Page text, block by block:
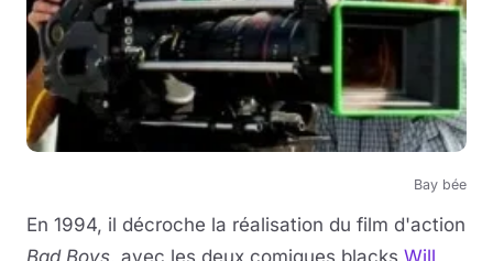
Bay bée
En 1994, il décroche la réalisation du film d'action
Bad Boys, avec les deux comiques blacks Will